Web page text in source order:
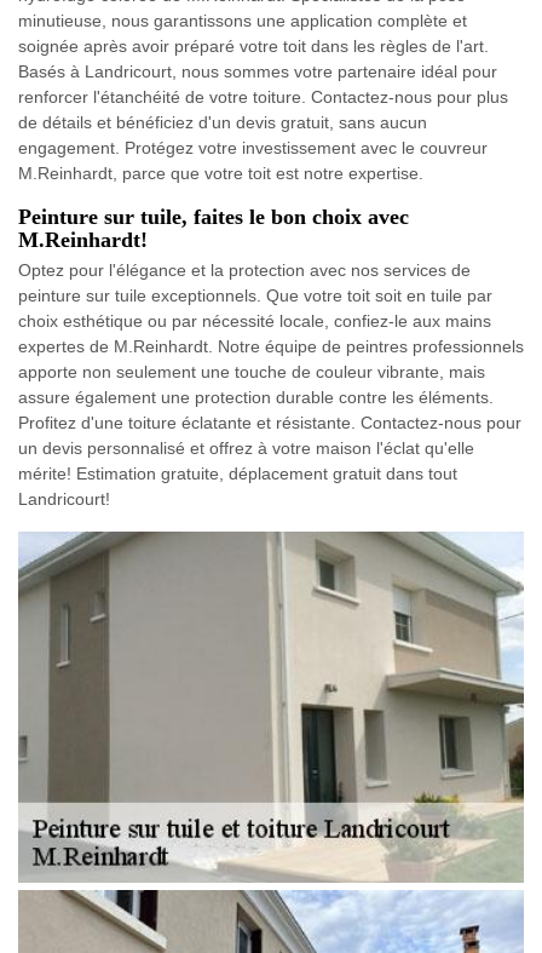
minutieuse, nous garantissons une application complète et
soignée après avoir préparé votre toit dans les règles de l'art.
Basés à Landricourt, nous sommes votre partenaire idéal pour
renforcer l'étanchéité de votre toiture. Contactez-nous pour plus
de détails et bénéficiez d'un devis gratuit, sans aucun
engagement. Protégez votre investissement avec le couvreur
M.Reinhardt, parce que votre toit est notre expertise.
Peinture sur tuile, faites le bon choix avec
M.Reinhardt!
Optez pour l'élégance et la protection avec nos services de
peinture sur tuile exceptionnels. Que votre toit soit en tuile par
choix esthétique ou par nécessité locale, confiez-le aux mains
expertes de M.Reinhardt. Notre équipe de peintres professionnels
apporte non seulement une touche de couleur vibrante, mais
assure également une protection durable contre les éléments.
Profitez d'une toiture éclatante et résistante. Contactez-nous pour
un devis personnalisé et offrez à votre maison l'éclat qu'elle
mérite! Estimation gratuite, déplacement gratuit dans tout
Landricourt!